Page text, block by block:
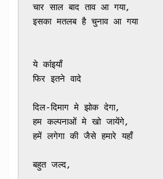
चार साल बाद ताव आ गया,
इसका मतलब है चुनाव आ गया
ये कांंइयाँ
फिर इतने वादे
दिल-दिमाग मे झोक देगा,
हम कल्पनाओं मे खो जायेंगे,
हमें लगेगा की जैसे हमारे यहाँ
बहुत जल्द,